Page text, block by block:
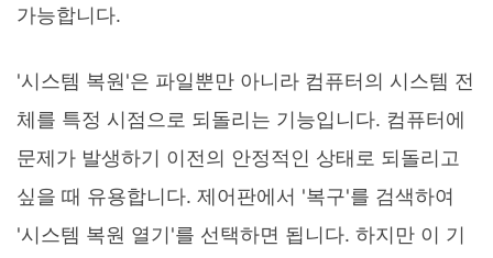
가능합니다.
'시스템 복원'은 파일뿐만 아니라 컴퓨터의 시스템 전
체를 특정 시점으로 되돌리는 기능입니다. 컴퓨터에
문제가 발생하기 이전의 안정적인 상태로 되돌리고
싶을 때 유용합니다. 제어판에서 '복구'를 검색하여
'시스템 복원 열기'를 선택하면 됩니다. 하지만 이 기